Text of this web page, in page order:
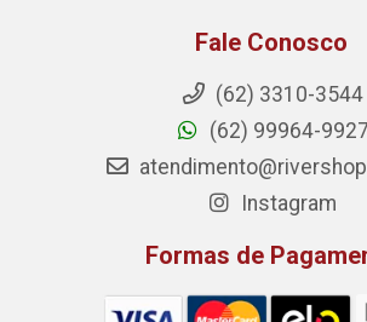
Fale Conosco
(62) 3310-3544
(62) 99964-9927
Instagram
Formas de